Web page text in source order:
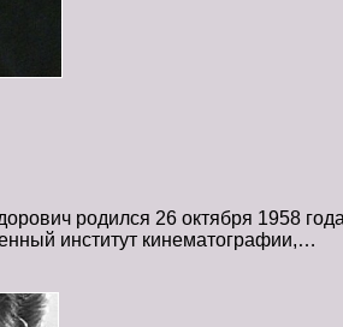
родился 26 октября 1958
институт кинематографии,…